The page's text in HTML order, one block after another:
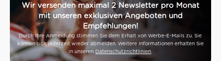
Wir versenden maximal 2 Newsletter pro Monat
mit unseren exklusiven Angeboten und
Empfehlungen!
Durch Ihre Anmeldung stimmen Sie dem Erhalt von Werbe-E-Mails zu. Sie
können sich jederzeit wieder abmelden. Weitere Informationen erhalten Sie
in unseren Datenschutzrichtlinien